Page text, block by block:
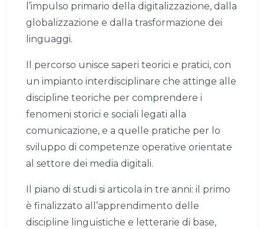
l’impulso primario della digitalizzazione, dalla
globalizzazione e dalla trasformazione dei
linguaggi.
Il percorso unisce saperi teorici e pratici, con
un impianto interdisciplinare che attinge alle
discipline teoriche per comprendere i
fenomeni storici e sociali legati alla
comunicazione, e a quelle pratiche per lo
sviluppo di competenze operative orientate
al settore dei media digitali.
Il piano di studi si articola in tre anni: il primo
è finalizzato all’apprendimento delle
discipline linguistiche e letterarie di base,